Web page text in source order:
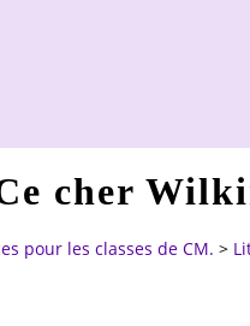
cher
pour les classes de CM. >